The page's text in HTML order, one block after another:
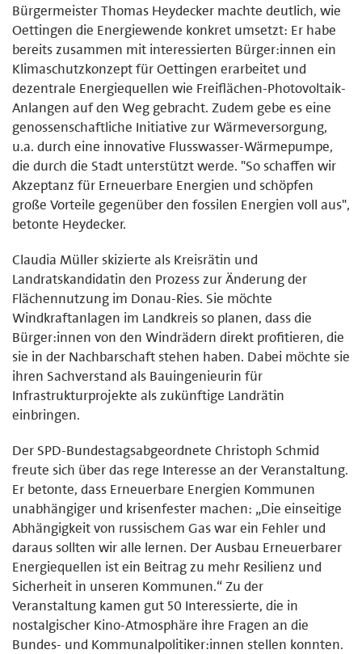
Bürgermeister Thomas Heydecker machte deutlich, wie
Oettingen die Energiewende konkret umsetzt: Er habe
bereits zusammen mit interessierten Bürger:innen ein
Klimaschutzkonzept für Oettingen erarbeitet und
dezentrale Energiequellen wie Freiflächen-Photovoltaik-
Anlangen auf den Weg gebracht. Zudem gebe es eine
genossenschaftliche Initiative zur Wärmeversorgung,
u.a. durch eine innovative Flusswasser-Wärmepumpe,
die durch die Stadt unterstützt werde. "So schaffen wir
Akzeptanz für Erneuerbare Energien und schöpfen
große Vorteile gegenüber den fossilen Energien voll aus",
betonte Heydecker.
Claudia Müller skizierte als Kreisrätin und
Landratskandidatin den Prozess zur Änderung der
Flächennutzung im Donau-Ries. Sie möchte
Windkraftanlagen im Landkreis so planen, dass die
Bürger:innen von den Windrädern direkt profitieren, die
sie in der Nachbarschaft stehen haben. Dabei möchte sie
ihren Sachverstand als Bauingenieurin für
Infrastrukturprojekte als zukünftige Landrätin
einbringen.
Der SPD-Bundestagsabgeordnete Christoph Schmid
freute sich über das rege Interesse an der Veranstaltung.
Er betonte, dass Erneuerbare Energien Kommunen
unabhängiger und krisenfester machen: „Die einseitige
Abhängigkeit von russischem Gas war ein Fehler und
daraus sollten wir alle lernen. Der Ausbau Erneuerbarer
Energiequellen ist ein Beitrag zu mehr Resilienz und
Sicherheit in unseren Kommunen.“ Zu der
Veranstaltung kamen gut 50 Interessierte, die in
nostalgischer Kino-Atmosphäre ihre Fragen an die
Bundes- und Kommunalpolitiker:innen stellen konnten.